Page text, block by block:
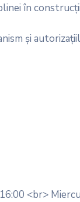
în
și
<br>